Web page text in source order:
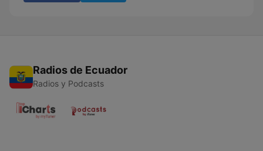
Radios de Ecuador
Radios y Podcasts